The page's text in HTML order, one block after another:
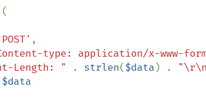
,
type: application/x-www-
Length: " . strlen($data ) .
$data